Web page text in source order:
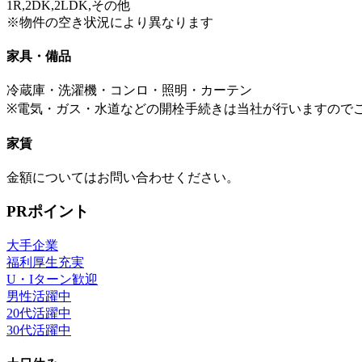
1R,2DK,2LDK,その他
※物件の空き状況により異なります
家具・備品
冷蔵庫・洗濯機・コンロ・照明・カーテン
※電気・ガス・水道などの開栓手続きは当社が行いますので
家賃
金額についてはお問い合わせください。
PRポイント
大手企業
福利厚生充実
U・Iターン歓迎
男性活躍中
20代活躍中
30代活躍中